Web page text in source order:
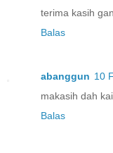
terima kasih
Balas
abanggun 10
makasih dah
Balas